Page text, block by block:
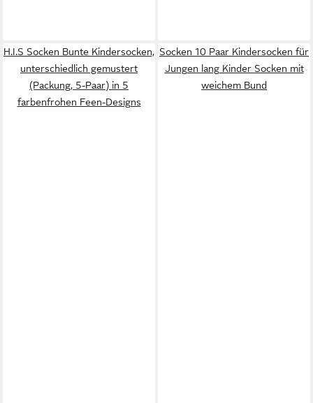
H.I.S Socken Bunte Kindersocken,
unterschiedlich gemustert
(Packung, 5-Paar) in 5
farbenfrohen Feen-Designs
Socken 10 Paar Kindersocken für
Jungen lang Kinder Socken mit
weichem Bund